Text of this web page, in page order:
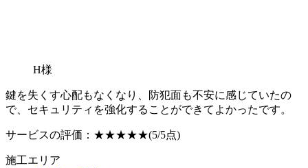
H様
鍵を失くす心配もなくなり、防犯面も不安に感じていたの
で、セキュリティを強化することができてよかったです。
サービスの評価： ★★★★★(5/5点)
施工エリア